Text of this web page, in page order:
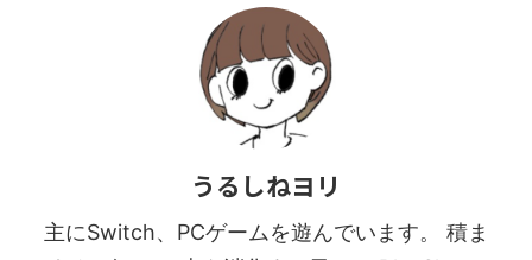
うるしねヨリ
主にSwitch、PCゲームを遊んでいます。 積ま